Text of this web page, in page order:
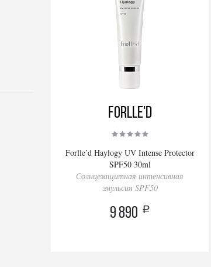
Forlle'd
Forlle’d Haylogy UV Intense Protector
SPF50 30ml
Солнцезащитная интенсивная
эмульсия SPF50
9 890 a